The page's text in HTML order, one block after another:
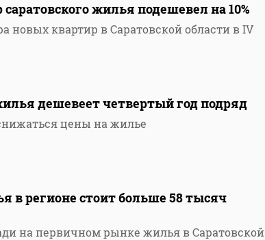
жилья подешевел на 10%
новых квартир в Саратовской области в IV
дешевеет четвертый год подряд
цены на жилье
в регионе стоит больше 58 тысяч
на первичном рынке жилья в Саратовской